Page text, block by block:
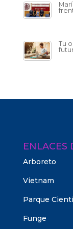
Tu
ENLACES
Arboreto
Vietnam
Parque
Funge